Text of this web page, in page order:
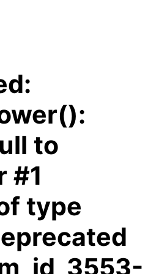
to
#1
type